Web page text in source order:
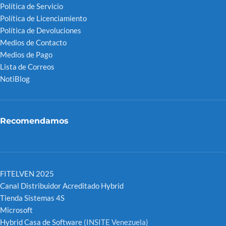
Política de Servicio
Política de Licenciamiento
Política de Devoluciones
Medios de Contacto
Medios de Pago
Lista de Correos
NotiBlog
Recomendamos
FITELVEN 2025
Canal Distribuidor Acreditado Hybrid
Tienda Sistemas 4S
Microsoft
Hybrid Casa de Software (INSITE Venezuela)